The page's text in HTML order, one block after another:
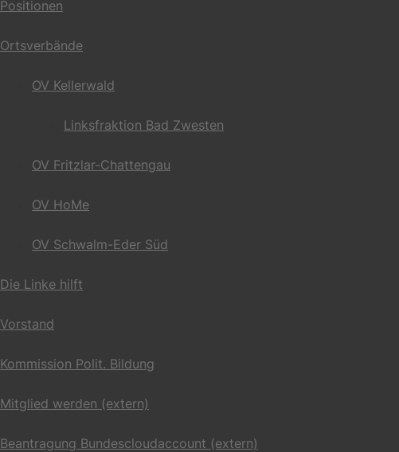
Positionen
Ortsverbände
OV Kellerwald
Linksfraktion Bad Zwesten
OV Fritzlar-Chattengau
OV HoMe
OV Schwalm-Eder Süd
Die Linke hilft
Vorstand
Kommission Polit. Bildung
Mitglied werden (extern)
Beantragung Bundescloudaccount (extern)